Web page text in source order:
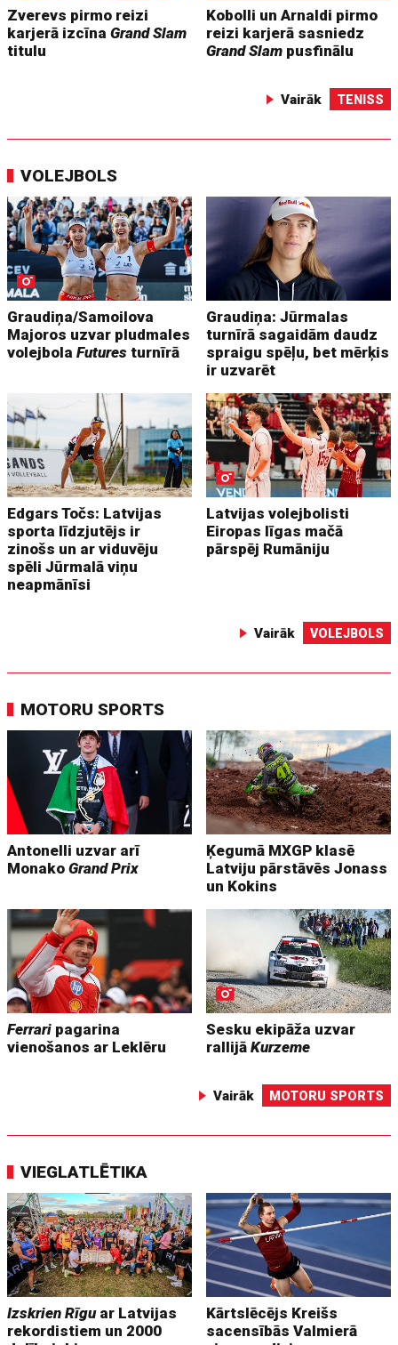
Zverevs pirmo reizi
karjerā izcīnaGrand Slam
titulu
Kobolli un Arnaldi pirmo
reizi karjerā sasniedz
Grand Slam pusfinālu
Vairāk TENISS
VOLEJBOLS
Graudiņa/Samoilova
Majoros uzvar pludmales
volejbolaFutures turnīrā
Graudiņa: Jūrmalas
turnīrā sagaidām daudz
spraigu spēļu, bet mērķis
ir uzvarēt
Edgars Točs: Latvijas
sporta līdzjutējs ir
zinošs un ar viduvēju
spēli Jūrmalā viņu
neapmānīsi
Latvijas volejbolisti
Eiropas līgas mačā
pārspēj Rumāniju
Vairāk VOLEJBOLS
MOTORU SPORTS
Antonelli uzvar arī
MonakoGrand Prix
Ķegumā MXGP klasē
Latviju pārstāvēs Jonass
un Kokins
Ferrari pagarina
vienošanos ar Leklēru
Sesku ekipāža uzvar
rallijāKurzeme
Vairāk MOTORU SPORTS
VIEGLATLĒTIKA
Izskrien Rīguar Latvijas
rekordistiem un 2000
Kārtslēcējs Kreišs
sacensībās Valmierā